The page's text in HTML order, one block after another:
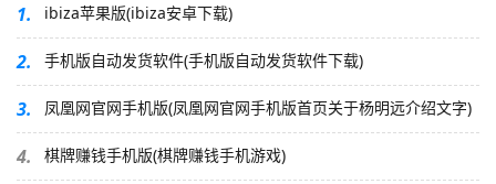
1. ibiza苹果版(ibiza安卓下载)
2. 手机版自动发货软件(手机版自动发货软件下载)
3. 凤凰网官网手机版(凤凰网官网手机版首页关于杨明远介绍文字)
4. 棋牌赚钱手机版(棋牌赚钱手机游戏)